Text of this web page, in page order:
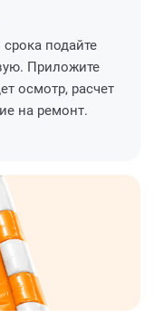
подайте
Приложите
осмотр, расчет
на ремонт.